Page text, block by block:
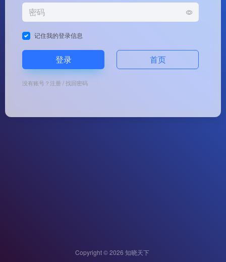
记住我的登录信息
登录 首页
没有账号？注册/找回密码
Copyright © 2026 知晓天下